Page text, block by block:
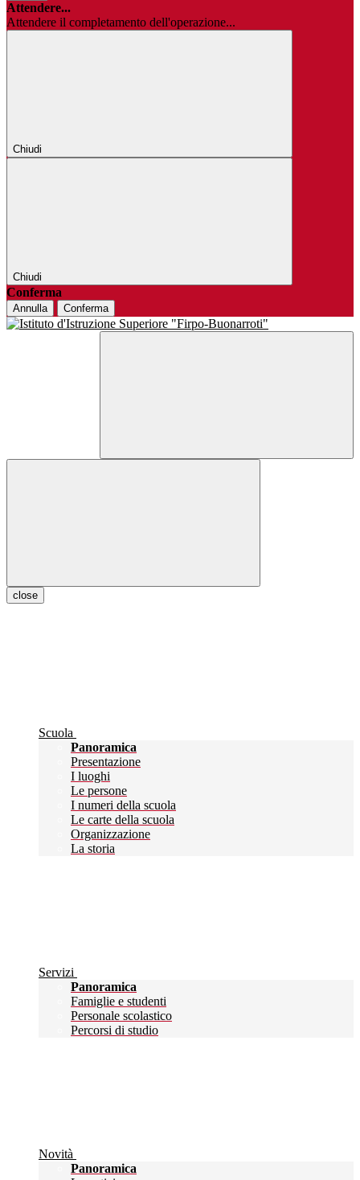
Attendere...
Attendere il completamento dell'operazione...
Chiudi
Chiudi
Conferma
Annulla Conferma
close
Scuola
Panoramica
Presentazione
I luoghi
Le persone
I numeri della scuola
Le carte della scuola
Organizzazione
La storia
Servizi
Panoramica
Famiglie e studenti
Personale scolastico
Percorsi di studio
Novità
Panoramica